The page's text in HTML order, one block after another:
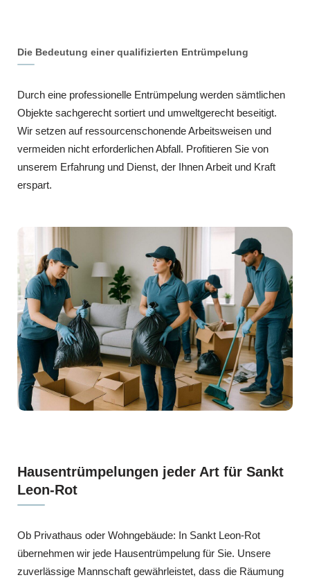
Die Bedeutung einer qualifizierten Entrümpelung
Durch eine professionelle Entrümpelung werden sämtlichen
Objekte sachgerecht sortiert und umweltgerecht beseitigt.
Wir setzen auf ressourcenschonende Arbeitsweisen und
vermeiden nicht erforderlichen Abfall. Profitieren Sie von
unserem Erfahrung und Dienst, der Ihnen Arbeit und Kraft
erspart.
Hausentrümpelungen jeder Art für Sankt
Leon-Rot
Ob Privathaus oder Wohngebäude: In Sankt Leon-Rot
übernehmen wir jede Hausentrümpelung für Sie. Unsere
zuverlässige Mannschaft gewährleistet, dass die Räumung